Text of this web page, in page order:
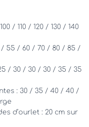
/ 110 / 120 / 130 / 140
55 / 60 / 70 / 80 / 85 /
/ 30 / 30 / 30 / 35 / 35
: 30 / 35 / 40 / 40 /
d’ourlet : 20 cm sur